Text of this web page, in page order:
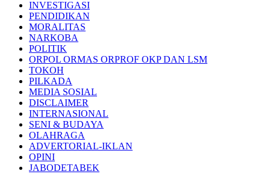
INVESTIGASI
PENDIDIKAN
MORALITAS
NARKOBA
POLITIK
ORPOL ORMAS ORPROF OKP DAN LSM
TOKOH
PILKADA
MEDIA SOSIAL
DISCLAIMER
INTERNASIONAL
SENI & BUDAYA
OLAHRAGA
ADVERTORIAL-IKLAN
OPINI
JABODETABEK